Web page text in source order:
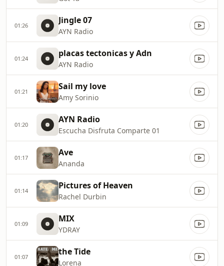
01:26 Jingle 07
AYN Radio
01:24 placas tectonicas y Adn
AYN Radio
01:21 Sail my love
Amy Sorinio
01:20 AYN Radio
Escucha Disfruta Comparte 01
01:17 Ave
Ananda
01:14 Pictures of Heaven
Rachel Durbin
01:09 MIX
YDRAY
01:07 the Tide
Lorena